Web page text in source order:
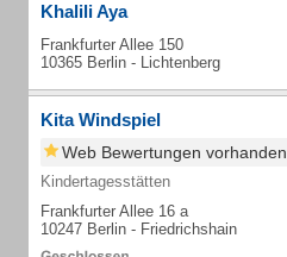
Khalili Aya
Frankfurter Allee 150
10365 Berlin - Lichtenberg
Kita Windspiel
Web Bewertungen vorhanden
Kindertagesstätten
Frankfurter Allee 16 a
10247 Berlin - Friedrichshain